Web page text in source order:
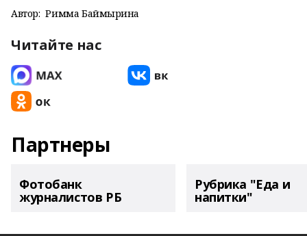
Автор: Римма Баймырҙина
Читайте нас
Партнеры
Фотобанк
журналистов РБ
Рубрика "Еда и
напитки"